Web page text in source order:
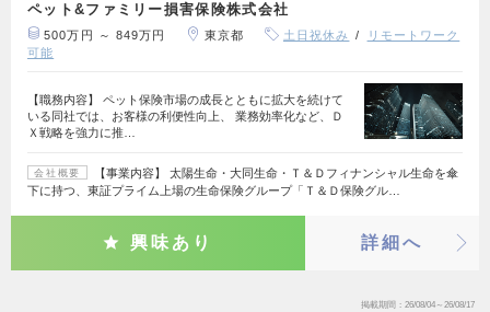
ペット&ファミリー損害保険株式会社
500万円 ～ 849万円 東京都 土日祝休み
リモートワーク
可能
【職務内容】 ペット保険市場の成長とともに拡大を続けて
いる同社では、お客様の利便性向上、 業務効率化など、Ｄ
Ｘ戦略を強力に推…
会社概要
【事業内容】 太陽生命・大同生命・Ｔ＆Ｄフィナンシャル生命を傘
下に持つ、東証プライム上場の生命保険グループ「Ｔ＆Ｄ保険グル…
興味あり 詳細へ
掲載期間 26/08/04～26/08/17